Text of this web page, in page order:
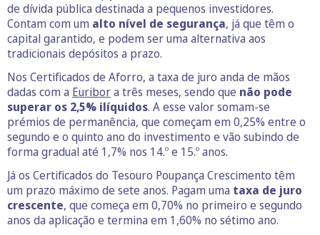
de dívida pública destinada a pequenos investidores.
Contam com um alto nível de segurança, já que têm o
capital garantido, e podem ser uma alternativa aos
tradicionais depósitos a prazo.
Nos Certificados de Aforro, a taxa de juro anda de mãos
dadas com a Euribora três meses, sendo que não pode
superar os 2,5% ilíquidos. A esse valor somam-se
prémios de permanência, que começam em 0,25% entre o
segundo e o quinto ano do investimento e vão subindo de
forma gradual até 1,7% nos 14.º e 15.º anos.
Já os Certificados do Tesouro Poupança Crescimento têm
um prazo máximo de sete anos. Pagam uma taxa de juro
crescente, que começa em 0,70% no primeiro e segundo
anos da aplicação e termina em 1,60% no sétimo ano.